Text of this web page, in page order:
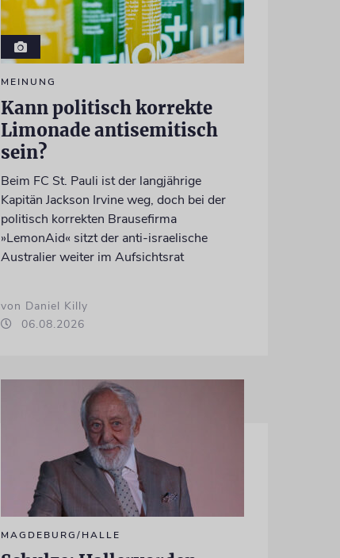
MEINUNG
Kann politisch korrekte
Limonade antisemitisch
sein?
Beim FC St. Pauli ist der langjährige
Kapitän Jackson Irvine weg, doch bei der
politisch korrekten Brausefirma
»LemonAid« sitzt der anti-israelische
Australier weiter im Aufsichtsrat
von Daniel Killy
06.08.2026
MAGDEBURG/HALLE